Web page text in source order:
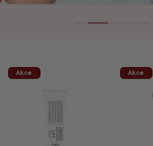
Akce Akce